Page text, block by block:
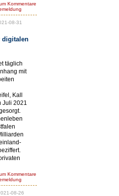
Kommentare
08-31
digitalen
täglich
mit
Kall
Juli 2021
Kommentare
08-26